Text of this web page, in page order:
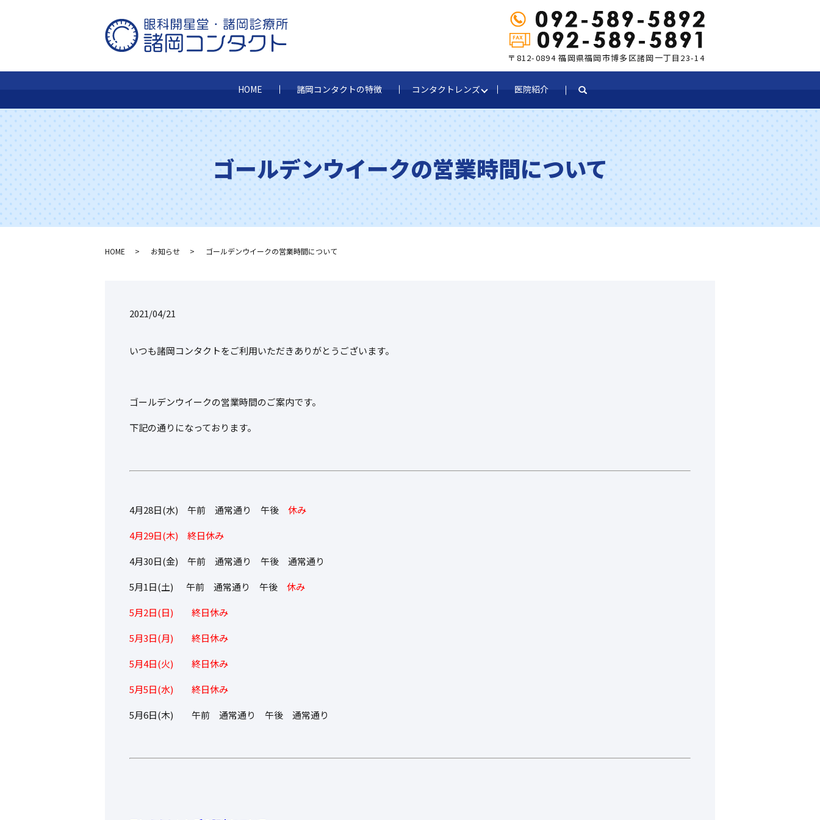
〒812-0894 福岡県福岡市博多区諸岡一丁目23-14
HOME 諸岡コンタクトの特徴 コンタクトレンズ 医院紹介 search
ゴールデンウイークの営業時間について
HOME お知らせ ゴールデンウイークの営業時間について
2021/04/21
いつも諸岡コンタクトをご利用いただきありがとうございます。
ゴールデンウイークの営業時間のご案内です。
下記の通りになっております。
4月28日(水) 午前 通常通り 午後 休み
4月29日(木) 終日休み
4月30日(金) 午前 通常通り 午後 通常通り
5月1日(土) 午前 通常通り 午後 休み
5月2日(日) 終日休み
5月3日(月) 終日休み
5月4日(火) 終日休み
5月5日(水) 終日休み
5月6日(木) 午前 通常通り 午後 通常通り